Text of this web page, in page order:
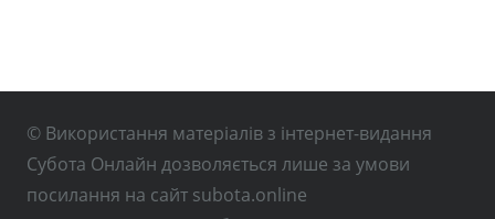
© Використання матеріалів з інтернет-видання
Субота Онлайн дозволяється лише за умови
посилання на сайт subota.online